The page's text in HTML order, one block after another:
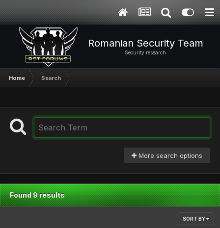
Romanian Security Team
Security research
Home Search
More search options
Found 9 results
SORT BY